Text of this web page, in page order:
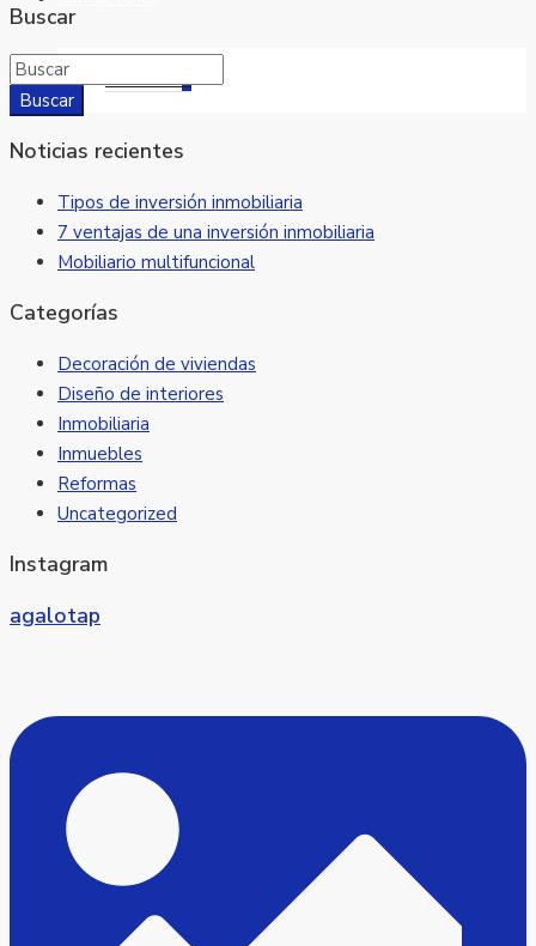
Favoritos0
Buscar
Buscar
Noticias recientes
Tipos de inversión inmobiliaria
7 ventajas de una inversión inmobiliaria
Mobiliario multifuncional
Categorías
Decoración de viviendas
Diseño de interiores
Inmobiliaria
Inmuebles
Reformas
Uncategorized
Instagram
agalotap